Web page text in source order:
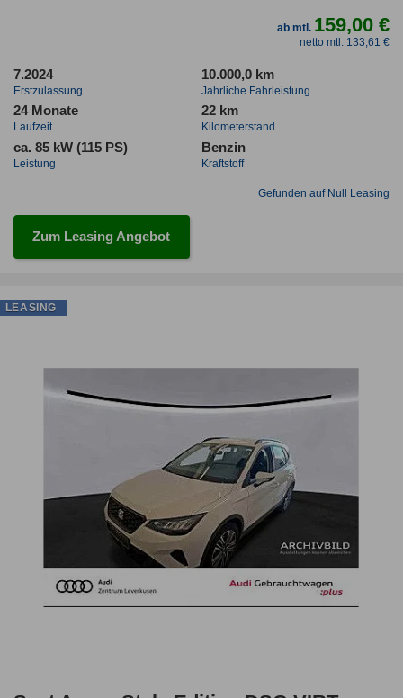
ab mtl. 159,00 €
netto mtl. 133,61 €
7.2024
Erstzulassung
10.000,0 km
Jahrliche Fahrleistung
24 Monate
Laufzeit
22 km
Kilometerstand
ca. 85 kW (115 PS)
Leistung
Benzin
Kraftstoff
Gefunden auf Null Leasing
Zum Leasing Angebot
LEASING